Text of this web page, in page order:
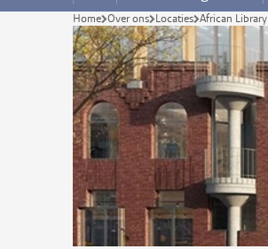
Home Over ons Locaties African Library